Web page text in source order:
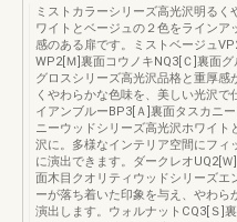
ミストカラーシリーズ高光沢明る
ワイトとベージュの２色をラインア
感のある扉です。ミストベージュ
WP2[Ｍ]裏面コウノキNQ3[Ｃ]裏面
グロスシリーズ高光沢品格と重厚感
くやわらかな色味を、美しい光沢で
イアンブルーBP3[Ａ]裏面タスカニ
ニーウッドシリーズ高光沢ホワイト
沢に。多様なインテリア空間にフィ
に演出できます。ダークレオUQ2[
面木目クオリティウッドシリーズエ
ーが落ち着いた印象を与え、やわら
演出します。ウォルナットCQ3[Ｓ]